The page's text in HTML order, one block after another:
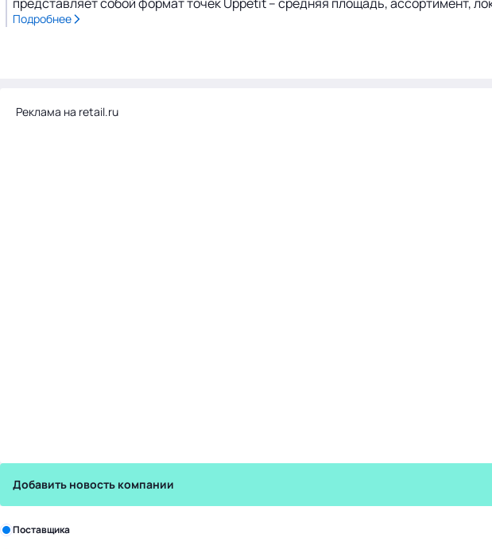
Подробнее
Реклама на retail.ru
Добавить новость компании
Зарегистрируйте в бизнес-центре:
Поставщика